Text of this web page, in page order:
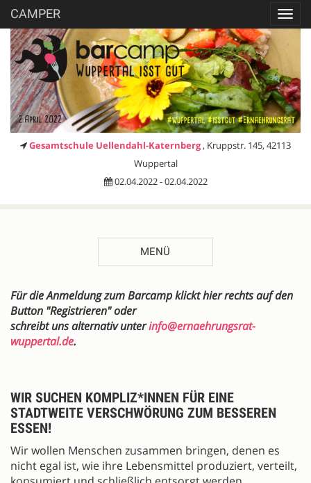
CAMPER
Gesamtschule Uellendahl-Katernberg , Kruppstr. 145, 42113
Wuppertal
02.04.2022 - 02.04.2022
MENÜ
BESCHREIBUNG
Für die Anmeldung zum Barcamp klickt hier rechts auf den
Button "Registrieren" oder
schreibt uns alternativ unterinfo@ernaehrungsrat-
wuppertal.de.
WIR SUCHEN KOMPLIZ*INNEN FÜR EINE
STADTWEITE VERSCHWÖRUNG ZUM BESSEREN
ESSEN!
Wir wollen Menschen zusammen bringen, denen es
nicht egal ist, wie ihre Lebensmittel produziert, verteilt,